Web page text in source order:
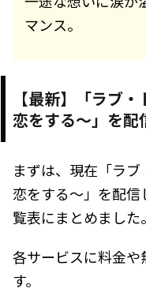
マンス。
【最新】「ラブ
恋をする～」を
まずは、現在「ラ
恋をする～」を配
覧表にまとめました。
各サービスに料金や
す。